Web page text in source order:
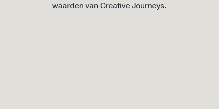
waarden van Creative Journeys.